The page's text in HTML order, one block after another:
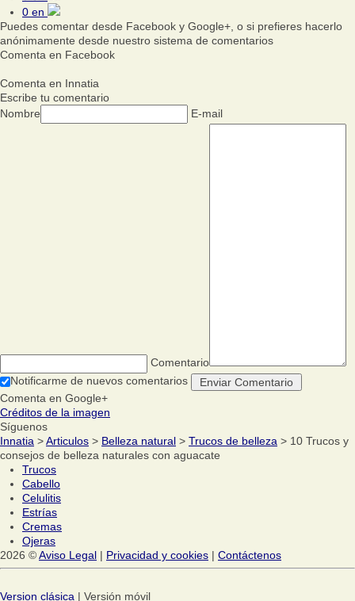
0 en
Puedes comentar desde Facebook y Google+, o si prefieres hacerlo
anónimamente desde nuestro sistema de comentarios
Comenta en Facebook
Comenta en Innatia
Escribe tu comentario
Nombre
E-mail
Comentario
Notificarme de nuevos comentarios
Comenta en Google+
Créditos de la imagen
Síguenos
Innatia >Articulos > Belleza natural > Trucos de belleza > 10 Trucos y
consejos de belleza naturales con aguacate
Trucos
Cabello
Celulitis
Estrías
Cremas
Ojeras
2026 ©Aviso Legal | Privacidad y cookies | Contáctenos
Version clásica | Versión móvil